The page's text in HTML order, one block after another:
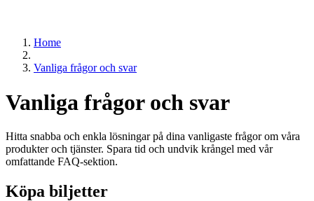
Home
Vanliga frågor och svar
Vanliga frågor och svar
Hitta snabba och enkla lösningar på dina vanligaste frågor om våra
produkter och tjänster. Spara tid och undvik krångel med vår
omfattande FAQ-sektion.
Köpa biljetter